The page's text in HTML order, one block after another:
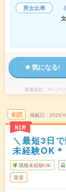
男女比率
気になる!
派遣会社 マンパ
未読
NEW
掲載日 2026/
＼最短3日
未経験OK
職種未経験OK
派遣